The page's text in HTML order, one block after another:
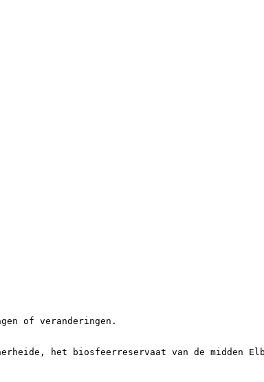
of veranderingen.
het biosfeerreservaat van de midden